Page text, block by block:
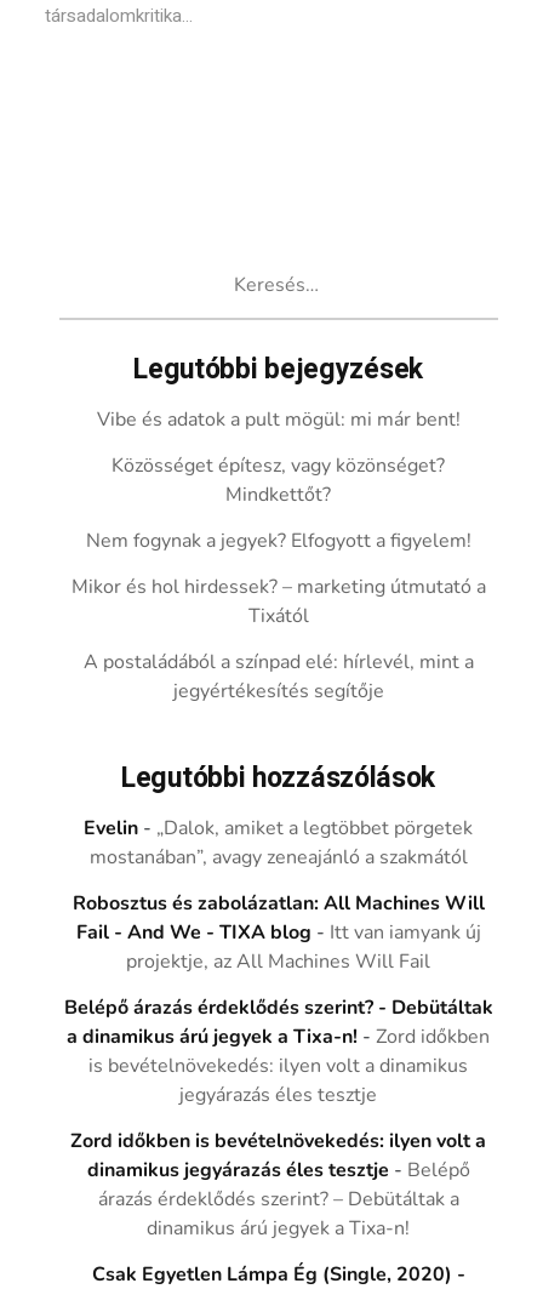
társadalomkritika...
Legutóbbi bejegyzések
Vibe és adatok a pult mögül: mi már bent!
Közösséget építesz, vagy közönséget?
Mindkettőt?
Nem fogynak a jegyek? Elfogyott a figyelem!
Mikor és hol hirdessek? – marketing útmutató a
Tixától
A postaládából a színpad elé: hírlevél, mint a
jegyértékesítés segítője
Legutóbbi hozzászólások
Evelin - „Dalok, amiket a legtöbbet pörgetek
mostanában”, avagy zeneajánló a szakmától
Robosztus és zabolázatlan: All Machines Will
Fail - And We - TIXA blog - Itt van iamyank új
projektje, az All Machines Will Fail
Belépő árazás érdeklődés szerint? - Debütáltak
a dinamikus árú jegyek a Tixa-n! -Zord időkben
is bevételnövekedés: ilyen volt a dinamikus
jegyárazás éles tesztje
Zord időkben is bevételnövekedés: ilyen volt a
dinamikus jegyárazás éles tesztje - Belépő
árazás érdeklődés szerint? – Debütáltak a
dinamikus árú jegyek a Tixa-n!
Csak Egyetlen Lámpa Ég (Single, 2020) -